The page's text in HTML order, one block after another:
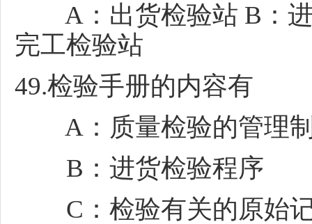
A：出货检验站 B：进
完工检验站
49.检验手册的内容有
A：质量检验的管理制
B：进货检验程序
C：检验有关的原始记